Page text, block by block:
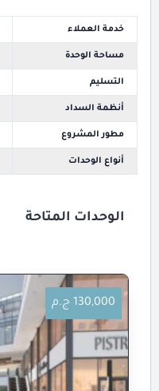
خدمة العملاء
مساحة الوحدة
التسليم
أنظمة السداد
مطور المشروع
أنواع الوحدات
الوحدات المتاحة
130,000 ج.م